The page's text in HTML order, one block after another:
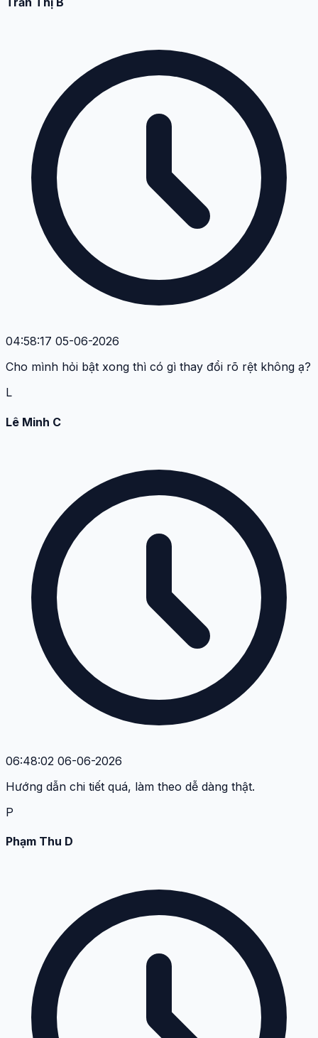
04:58:17 05-06-2026
Cho mình hỏi bật xong thì có gì thay đổi rõ rệt không ạ?
L
Lê Minh C
06:48:02 06-06-2026
Hướng dẫn chi tiết quá, làm theo dễ dàng thật.
P
Phạm Thu D